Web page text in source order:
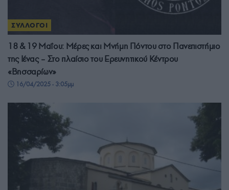
ΣΥΛΛΟΓΟΙ
18 & 19 Μαΐου: Μέρες και Μνήμη Πόντου στο Πανεπιστήμιο
της Ιένας – Στο πλαίσιο του Ερευνητικού Κέντρου
«Βησσαρίων»
16/04/2025 - 3:05μμ